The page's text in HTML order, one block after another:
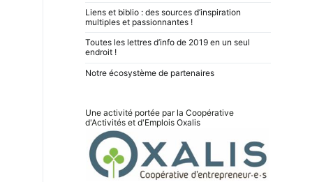
Liens et biblio : des sources d’inspiration
multiples et passionnantes !
Toutes les lettres d’info de 2019 en un seul
endroit !
Notre écosystème de partenaires
Une activité portée par la Coopérative
d'Activités et d'EmploisOxalis